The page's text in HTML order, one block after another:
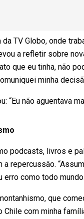
TV Globo, onde
a refletir sobre
que eu tinha, não
minha
“Eu não aguentava
podcasts, livros e
repercussão.
como todo
que
com minha